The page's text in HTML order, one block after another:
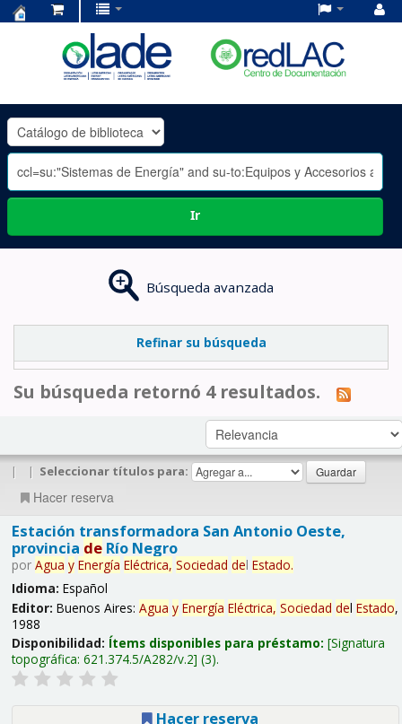
OLADE
-
Ir
Búsqueda avanzada
Refinar su búsqueda
Su búsqueda retornó 4 resultados.
| | Seleccionar títulos para:
Hacer reserva
Estación transformadora San Antonio Oeste,
provincia deRío Negro
por Agua y Energía Eléctrica, Sociedad del Estado.
Idioma: Español
Editor: Buenos Aires: Agua y Energía Eléctrica, Sociedad del Estado,
1988
Disponibilidad: Ítems disponibles para préstamo: Signatura
topográfica: 621.374.5/A282/v.2 (3).
Hacer reserva